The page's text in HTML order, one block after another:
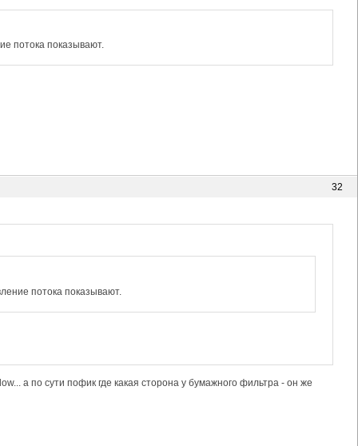
потока показывают.
32
потока показывают.
а по сути пофик где какая сторона у бумажного фильтра - он же